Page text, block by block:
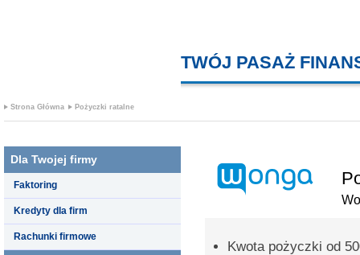
TWÓJ PASAŻ
Strona Główna Pożyczki ratalne
Dla Twojej firmy
Faktoring
Kredyty dla firm
Rachunki firmowe
Kwota pożyczki od